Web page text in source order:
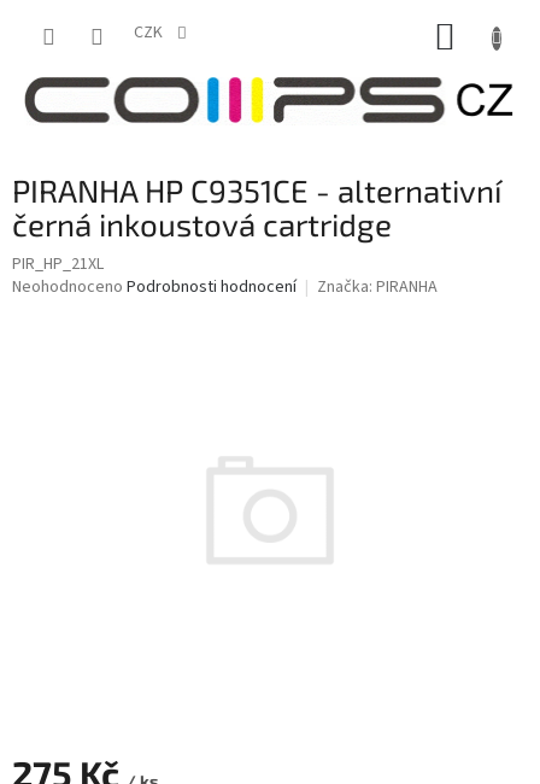
CZK
PIRANHA HP C9351CE - alternativní
černá inkoustová cartridge
PIR_HP_21XL
Průměrné
Neohodnoceno Podrobnosti hodnocení Značka: PIRANHA
275 Kč